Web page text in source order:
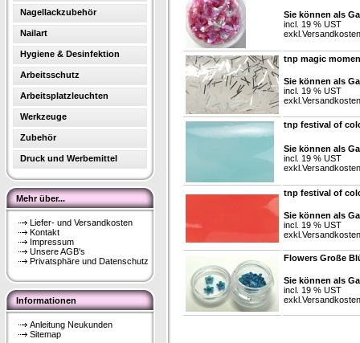
Nagellackzubehör
Nailart
Hygiene & Desinfektion
Arbeitsschutz
Arbeitsplatzleuchten
Werkzeuge
Zubehör
Druck und Werbemittel
Mehr über...
Liefer- und Versandkosten
Kontakt
Impressum
Unsere AGB's
Privatsphäre und Datenschutz
Informationen
Anleitung Neukunden
Sitemap
Sie können als
incl. 19 % UST
exkl. Versandkosten
tnp magic
Sie können als
incl. 19 % UST
exkl. Versandkosten
tnp festival of
Sie können als
incl. 19 % UST
exkl. Versandkosten
tnp festival of
Sie können als
incl. 19 % UST
exkl. Versandkosten
Flowers Große
Sie können als
incl. 19 % UST
exkl. Versandkosten